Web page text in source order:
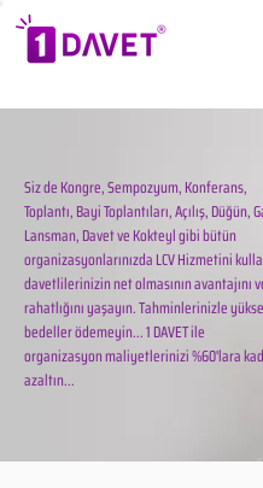
Siz de Kongre, Sempozyum, Konferans,
Toplantı, Bayi Toplantıları, Açılış, Düğün,
Lansman, Davet ve Kokteyl gibi bütün
organizasyonlarınızda LCV Hizmetini
davetlilerinizin net olmasının avantajını
rahatlığını yaşayın. Tahminlerinizle
bedeller ödemeyin... 1 DAVET ile
organizasyon maliyetlerinizi %60'lara
azaltın...